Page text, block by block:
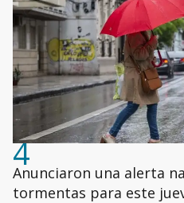
4
Anunciaron una alerta
tormentas para este